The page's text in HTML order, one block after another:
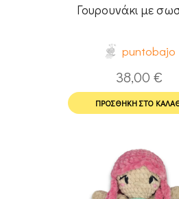
Γουρουνάκι με
puntobajo
38,00 €
ΠΡΟΣΘΉΚΗ ΣΤΟ